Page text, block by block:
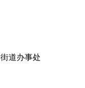
道办事处